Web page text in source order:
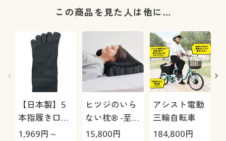
この商品を見た人は他に…
【日本製】5
本指履き口ゆ
ったりソック
1,969円～
ヒツジのいら
ない枕® -至
極-
15,800円
アシスト電動
三輪自転車
184,800円